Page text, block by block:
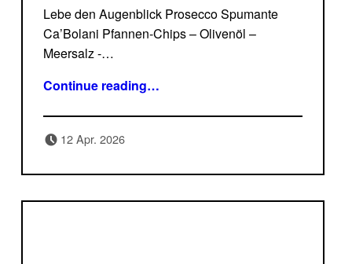
Lebe den Augenblick Prosecco Spumante
Ca’Bolani Pfannen-Chips – Olivenöl –
Meersalz -…
Continue reading“Lebe den Augenblick Prosecco Spumante Ca’Bolani Pfannen-Chips”
…
12 Apr. 2026